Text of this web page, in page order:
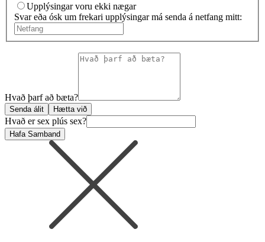
Upplýsingar voru ekki nægar
Svar eða ósk um frekari upplýsingar má senda á netfang mitt:
Hvað þarf að bæta?
Senda álit Hætta við
Hvað er sex plús sex?
Hafa Samband